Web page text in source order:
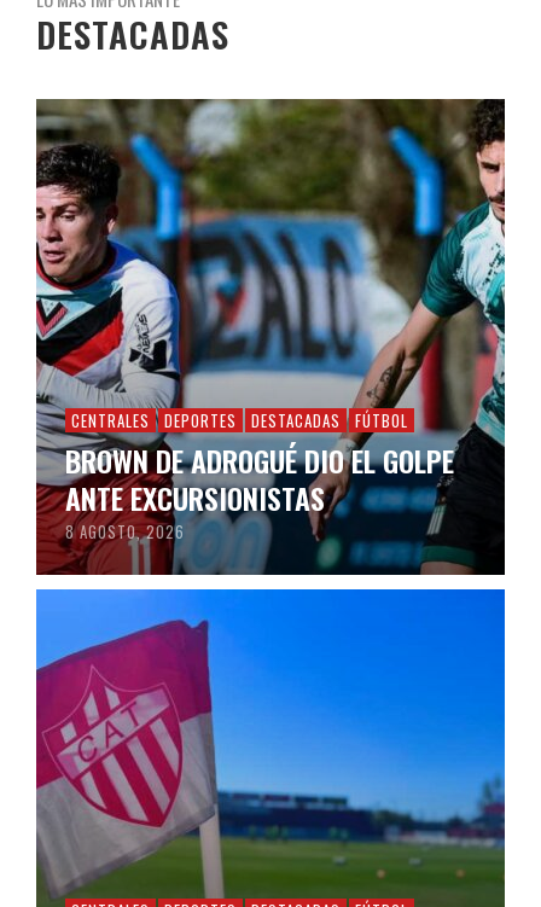
DESTACADAS
CENTRALES DEPORTES DESTACADAS FÚTBOL
BROWN DE ADROGUÉ DIO EL GOLPE
ANTE EXCURSIONISTAS
8 AGOSTO, 2026